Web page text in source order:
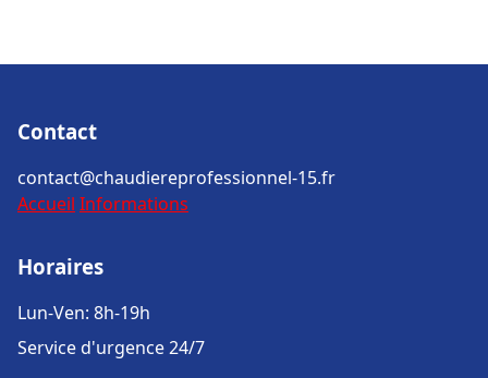
Contact
contact@chaudiereprofessionnel-15.fr
Accueil Informations
Horaires
Lun-Ven: 8h-19h
Service d'urgence 24/7